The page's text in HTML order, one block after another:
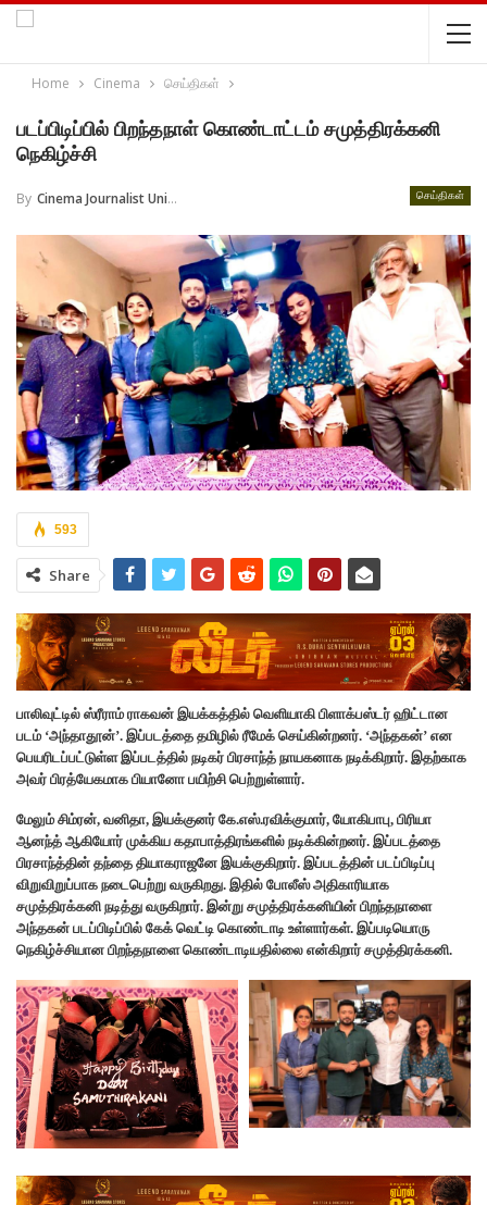
Home Cinema செய்திகள்
படப்பிடிப்பில் பிறந்தநாள் கொண்டாட்டம் சமுத்திரக்கனி
நெகிழ்ச்சி
செய்திகள்
By Cinema Journalist Union
593
Share
பாலிவுட்டில் ஸ்ரீராம் ராகவன் இயக்கத்தில் வெளியாகி பிளாக்பஸ்டர் ஹிட்டான
படம் ‘அந்தாதூன்’. இப்படத்தை தமிழில் ரீமேக் செய்கின்றனர். ‘அந்தகன்’ என
பெயரிடப்பட்டுள்ள இப்படத்தில் நடிகர் பிரசாந்த் நாயகனாக நடிக்கிறார். இதற்காக
அவர் பிரத்யேகமாக பியானோ பயிற்சி பெற்றுள்ளார்.
மேலும் சிம்ரன், வனிதா, இயக்குனர் கே.எஸ்.ரவிக்குமார், யோகிபாபு, பிரியா
ஆனந்த் ஆகியோர் முக்கிய கதாபாத்திரங்களில் நடிக்கின்றனர். இப்படத்தை
பிரசாந்த்தின் தந்தை தியாகராஜனே இயக்குகிறார். இப்படத்தின் படப்பிடிப்பு
விறுவிறுப்பாக நடைபெற்று வருகிறது. இதில் போலீஸ் அதிகாரியாக
சமுத்திரக்கனி நடித்து வருகிறார். இன்று சமுத்திரக்கனியின் பிறந்தநாளை
அந்தகன் படப்பிடிப்பில் கேக் வெட்டி கொண்டாடி உள்ளார்கள். இப்படியொரு
நெகிழ்ச்சியான பிறந்தநாளை கொண்டாடியதில்லை என்கிறார் சமுத்திரக்கனி.